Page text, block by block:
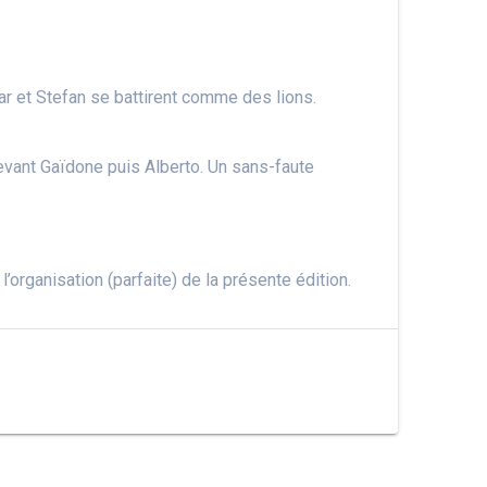
et Stefan se battirent comme des lions.
Gaïdone puis Alberto. Un sans-faute
(parfaite) de la présente édition.